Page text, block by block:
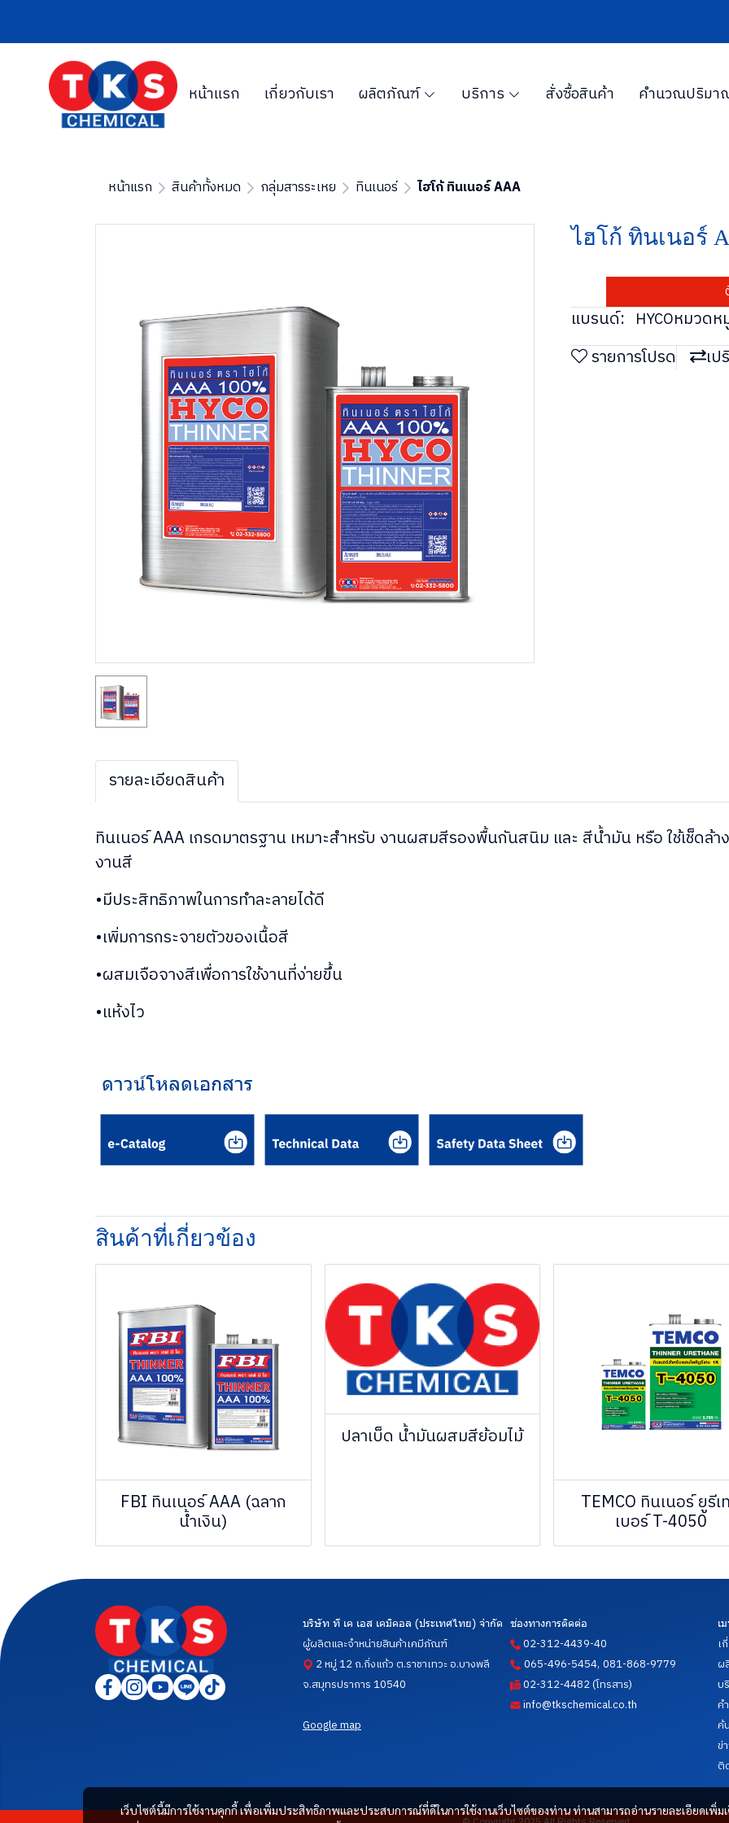
หน้าแรก เกี่ยวกับเรา ผลิตภัณฑ์ บริการ สั่งซื้อสินค้า คำนวณปริมา
หน้าแรก สินค้าทั้งหมด กลุ่มสารระเหย ทินเนอร์ ไฮโก้ ทินเนอร์ AAA
ไฮโก้ ทินเนอร์
แบรนด์: HYCOหมวดห
รายการโปรด เ
รายละเอียดสินค้า
ทินเนอร์ AAA เกรดมาตรฐาน เหมาะสำหรับ งานผสมสีรองพื้นกันสนิม และ สีน้ำมัน หรือ ใช้เช็ดล้
งานสี
•มีประสิทธิภาพในการทำละลายได้ดี
•เพิ่มการกระจายตัวของเนื้อสี
•ผสมเจือจางสีเพื่อการใช้งานที่ง่ายขึ้น
•แห้งไว
ดาวน์โหลดเอกสาร
สินค้าที่เกี่ยวข้อง
FBI ทินเนอร์ AAA (ฉลาก
น้ำเงิน)
ปลาเบ็ด น้ำมันผสมสีย้อมไม้
TEMCO ทินเนอร์ ยูรีเ
เบอร์ T-4050
เว็บไซต์นี้มีการใช้งานคุกกี้ เพื่อเพิ่มประสิทธิภาพและประสบการณ์ที่ดีในการใช้งานเว็บไซต์ของท่าน ท่านสามารถอ่านรายละเอียดเพิ่ม
บริษัท ที เค เอส เคมิคอล (ประเทศไทย) จำกัด
ผู้ผลิตและจำหน่ายสินค้าเคมีภัณฑ์
2 หมู่ 12 ถ.กิ่งแก้ว ต.ราชาเทวะ อ.บางพลี
จ.สมุทรปราการ 10540
Google map
ช่องทางการติดต่อ
02-312-4439-40
065-496-5454, 081-868-9779
02-312-4482 (โทรสาร)
info@tkschemical.co.th
เ
เ
ผ
บ
ค
ค้
ข่
ติ